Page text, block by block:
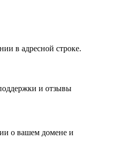
в адресной строке.
и отзывы
о вашем домене и